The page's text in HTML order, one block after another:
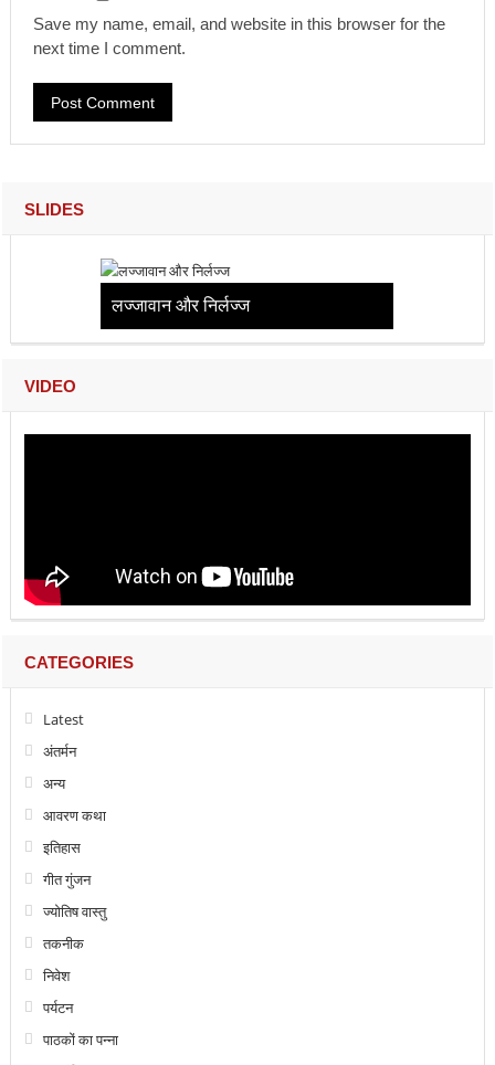
Save my name, email, and website in this browser for the
next time I comment.
SLIDES
लज्जावान और निर्लज्ज
VIDEO
CATEGORIES
Latest
अंतर्मन
अन्य
आवरण कथा
इतिहास
गीत गुंजन
ज्योतिष वास्तु
तकनीक
निवेश
पर्यटन
पाठकों का पन्ना